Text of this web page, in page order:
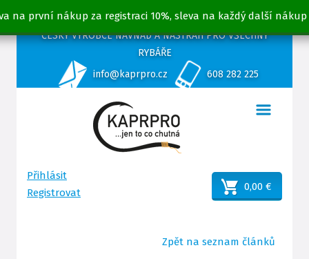
na první nákup za registraci 10%, sleva na každý další nákup
ČESKÝ VÝROBCE NÁVNAD A NÁSTRAH PRO VŠECHNY
RYBÁŘE
info@kaprpro.cz
608 282 225
Přihlásit
Registrovat
0,00 €
Zpět na seznam článků